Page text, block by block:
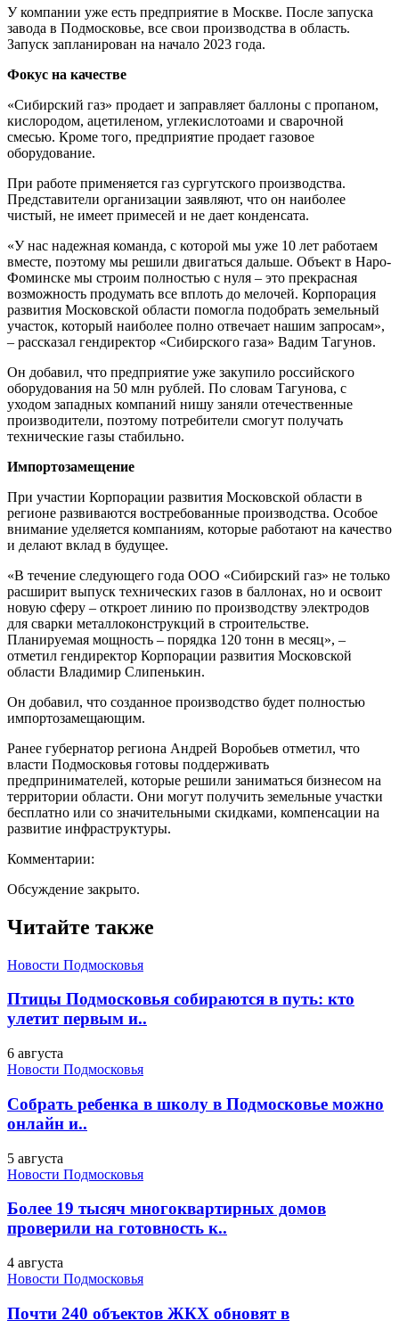
У компании уже есть предприятие в Москве. После запуска
завода в Подмосковье, все свои производства в область.
Запуск запланирован на начало 2023 года.
Фокус на качестве
«Сибирский газ» продает и заправляет баллоны с пропаном,
кислородом, ацетиленом, углекислотоами и сварочной
смесью. Кроме того, предприятие продает газовое
оборудование.
При работе применяется газ сургутского производства.
Представители организации заявляют, что он наиболее
чистый, не имеет примесей и не дает конденсата.
«У нас надежная команда, с которой мы уже 10 лет работаем
вместе, поэтому мы решили двигаться дальше. Объект в Наро-
Фоминске мы строим полностью с нуля – это прекрасная
возможность продумать все вплоть до мелочей. Корпорация
развития Московской области помогла подобрать земельный
участок, который наиболее полно отвечает нашим запросам»,
– рассказал гендиректор «Сибирского газа» Вадим Тагунов.
Он добавил, что предприятие уже закупило российского
оборудования на 50 млн рублей. По словам Тагунова, с
уходом западных компаний нишу заняли отечественные
производители, поэтому потребители смогут получать
технические газы стабильно.
Импортозамещение
При участии Корпорации развития Московской области в
регионе развиваются востребованные производства. Особое
внимание уделяется компаниям, которые работают на качество
и делают вклад в будущее.
«В течение следующего года ООО «Сибирский газ» не только
расширит выпуск технических газов в баллонах, но и освоит
новую сферу – откроет линию по производству электродов
для сварки металлоконструкций в строительстве.
Планируемая мощность – порядка 120 тонн в месяц», –
отметил гендиректор Корпорации развития Московской
области Владимир Слипенькин.
Он добавил, что созданное производство будет полностью
импортозамещающим.
Ранее губернатор региона Андрей Воробьев отметил, что
власти Подмосковья готовы поддерживать
предпринимателей, которые решили заниматься бизнесом на
территории области. Они могут получить земельные участки
бесплатно или со значительными скидками, компенсации на
развитие инфраструктуры.
Комментарии:
Обсуждение закрыто.
Читайте также
Новости Подмосковья
Птицы Подмосковья собираются в путь: кто
улетит первым и..
6 августа
Новости Подмосковья
Собрать ребенка в школу в Подмосковье можно
онлайн и..
5 августа
Новости Подмосковья
Более 19 тысяч многоквартирных домов
проверили на готовность к..
4 августа
Новости Подмосковья
Почти 240 объектов ЖКХ обновят в